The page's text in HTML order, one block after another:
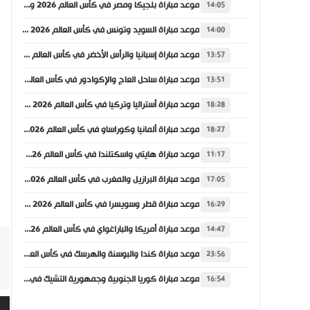
14:05 موعد مباراة بلجيكا ومصر في كأس العالم 2026 والقنوات الناقلة
14:00 موعد مباراة السويد وتونس في كأس العالم 2026 والقنوات الناقلة
13:57 موعد مباراة إسبانيا والرأس الأخضر في كأس العالم 2026 والقنوات الناقلة
13:51 موعد مباراة ساحل العاج والإكوادور في كأس العالم 2026 والقنوات الناقلة
18:28 موعد مباراة أستراليا وتركيا في كأس العالم 2026 والقنوات الناقلة
18:27 موعد مباراة ألمانيا وكوراساو في كأس العالم 2026 والقنوات الناقلة
11:17 موعد مباراة هايتي واسكتلندا في كأس العالم 2026 والقنوات الناقلة
17:05 موعد مباراة البرازيل والمغرب في كأس العالم 2026 والقنوات الناقلة
16:29 موعد مباراة قطر وسويسرا في كأس العالم 2026 والقنوات الناقلة
14:47 موعد مباراة أمريكا والباراغواي في كأس العالم 2026 والقنوات الناقلة
23:56 موعد مباراة كندا والبوسنة والهرسك في كأس العالم 2026 والقنوات الناقلة
16:54 موعد مباراة كوريا الجنوبية وجمهورية التشيك في كأس العالم 2026 والقنوات الناقلة